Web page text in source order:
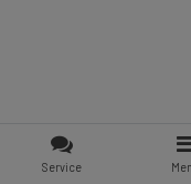
Service